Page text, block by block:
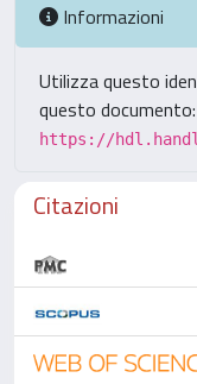
Informazioni
Utilizza questo
questo documento:
https://
Citazioni